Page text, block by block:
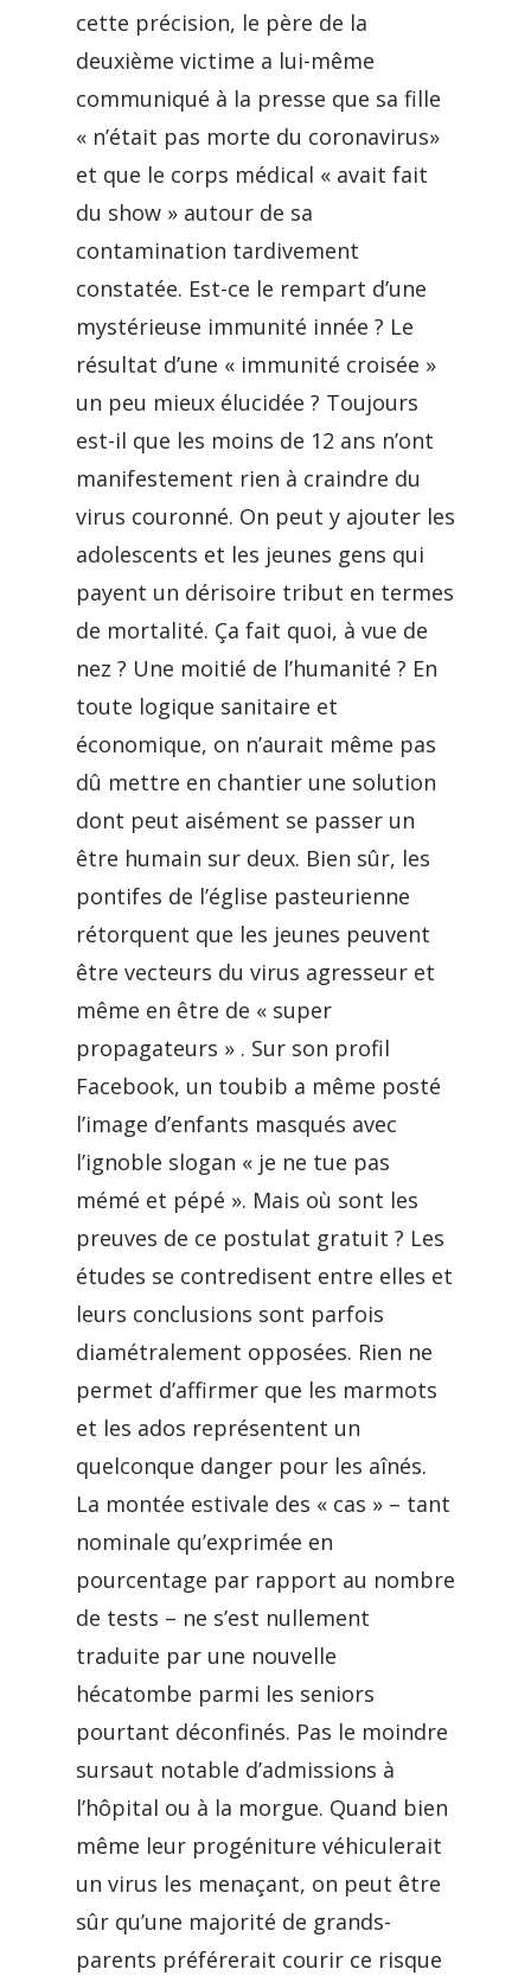
cette précision, le père de la
deuxième victime a lui-même
communiqué à la presse que sa fille
« n’était pas morte du coronavirus»
et que le corps médical « avait fait
du show » autour de sa
contamination tardivement
constatée. Est-ce le rempart d’une
mystérieuse immunité innée ? Le
résultat d’une « immunité croisée »
un peu mieux élucidée ? Toujours
est-il que les moins de 12 ans n’ont
manifestement rien à craindre du
virus couronné. On peut y ajouter les
adolescents et les jeunes gens qui
payent un dérisoire tribut en termes
de mortalité. Ça fait quoi, à vue de
nez ? Une moitié de l’humanité ? En
toute logique sanitaire et
économique, on n’aurait même pas
dû mettre en chantier une solution
dont peut aisément se passer un
être humain sur deux. Bien sûr, les
pontifes de l’église pasteurienne
rétorquent que les jeunes peuvent
être vecteurs du virus agresseur et
même en être de « super
propagateurs » . Sur son profil
Facebook, un toubib a même posté
l’image d’enfants masqués avec
l’ignoble slogan « je ne tue pas
mémé et pépé ». Mais où sont les
preuves de ce postulat gratuit ? Les
études se contredisent entre elles et
leurs conclusions sont parfois
diamétralement opposées. Rien ne
permet d’affirmer que les marmots
et les ados représentent un
quelconque danger pour les aînés.
La montée estivale des « cas » – tant
nominale qu’exprimée en
pourcentage par rapport au nombre
de tests – ne s’est nullement
traduite par une nouvelle
hécatombe parmi les seniors
pourtant déconfinés. Pas le moindre
sursaut notable d’admissions à
l’hôpital ou à la morgue. Quand bien
même leur progéniture véhiculerait
un virus les menaçant, on peut être
sûr qu’une majorité de grands-
parents préférerait courir ce risque